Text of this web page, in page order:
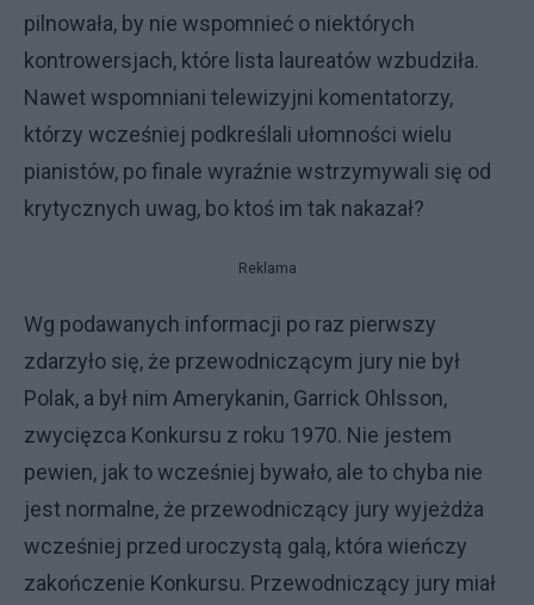
pilnowała, by nie wspomnieć o niektórych
kontrowersjach, które lista laureatów wzbudziła.
Nawet wspomniani telewizyjni komentatorzy,
którzy wcześniej podkreślali ułomności wielu
pianistów, po finale wyraźnie wstrzymywali się od
krytycznych uwag, bo ktoś im tak nakazał?
Reklama
Wg podawanych informacji po raz pierwszy
zdarzyło się, że przewodniczącym jury nie był
Polak, a był nim Amerykanin, Garrick Ohlsson,
zwycięzca Konkursu z roku 1970. Nie jestem
pewien, jak to wcześniej bywało, ale to chyba nie
jest normalne, że przewodniczący jury wyjeżdża
wcześniej przed uroczystą galą, która wieńczy
zakończenie Konkursu. Przewodniczący jury miał